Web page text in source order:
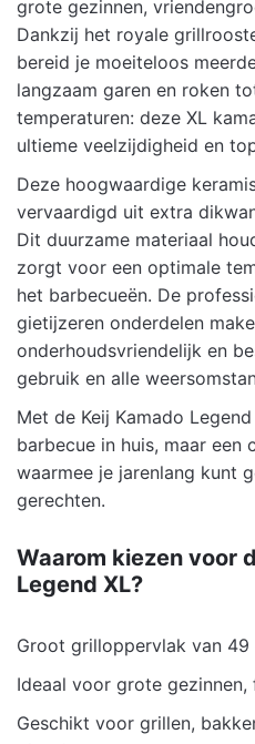
grote gezinnen,
Dankzij het royale
bereid je moeiteloos
langzaam garen en roken
temperaturen: deze XL
ultieme veelzijdigheid en
Deze hoogwaardige
vervaardigd uit extra
Dit duurzame materiaal
zorgt voor een optimale
het barbecueën. De
gietijzeren onderdelen
onderhoudsvriendelijk en
gebruik en alle
Met de Keij Kamado
barbecue in huis, maar een
waarmee je jarenlang kunt
gerechten.
Waarom kiezen voor
Legend XL?
Groot grilloppervlak van 49
Ideaal voor grote gezinnen,
Geschikt voor grillen,